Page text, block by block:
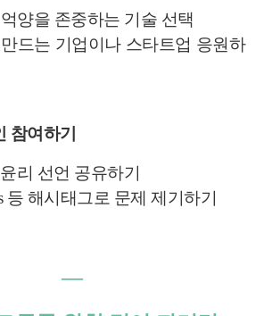
억양을 존중하는 기술 선택
드는 기업이나 스타트업 응원하
참여하기
리 선언 공유하기
등 해시태그로 문제 제기하기
―